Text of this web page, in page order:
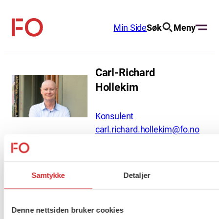
Samtykke Detaljer
Denne nettsiden bruker cookies
innhold
FO
Min SideSøk Meny
Carl-Richard
Hollekim
Konsulent
carl.richard.hollekim@fo.no
About us (English)
FO (Fellesorganisasjonen)